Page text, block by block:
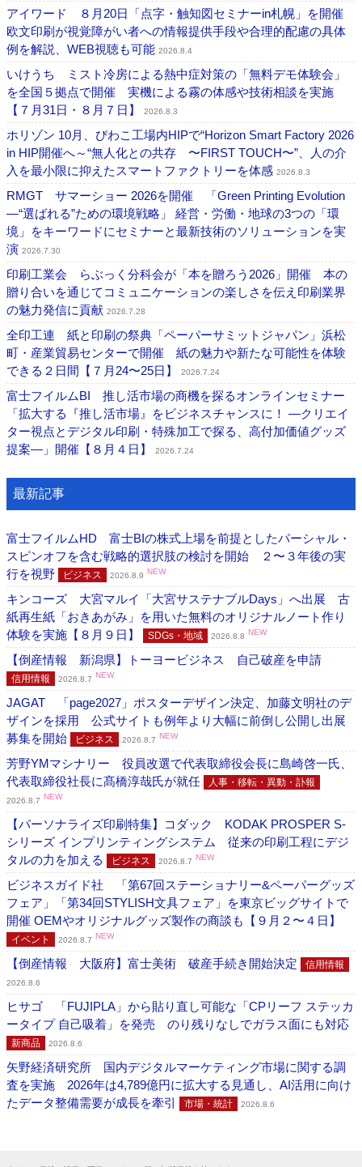
アイワード ８月20日「点字・触知図セミナーin札幌」を開催
欧文印刷が視覚障がい者への情報提供手段や合理的配慮の具体
例を解説、WEB視聴も可能 2026.8.4
いけうち ミスト冷房による熱中症対策の「無料デモ体験会」
を全国５拠点で開催 実機による霧の体感や技術相談を実施
【７月31日・８月７日】
2026.8.3
ホリゾン 10月、びわこ工場内HIPで“Horizon Smart Factory 2026
in HIP開催へ～“無人化との共存 〜FIRST TOUCH〜”、人の介
入を最小限に抑えたスマートファクトリーを体感 2026.8.3
RMGT サマーショー 2026を開催 「Green Printing Evolution
―“選ばれる”ための環境戦略」 経営・労働・地球の3つの「環
境」をキーワードにセミナーと最新技術のソリューションを実
演 2026.7.30
印刷工業会 らぶっく分科会が「本を贈ろう2026」開催 本の
贈り合いを通じてコミュニケーションの楽しさを伝え印刷業界
の魅力発信に貢献 2026.7.28
全印工連 紙と印刷の祭典「ペーパーサミットジャパン」浜松
町・産業貿易センターで開催 紙の魅力や新たな可能性を体験
できる２日間【７月24〜25日】
2026.7.24
富士フイルムBI 推し活市場の商機を探るオンラインセミナー
「拡大する『推し活市場』をビジネスチャンスに！ ―クリエイ
ター視点とデジタル印刷・特殊加工で探る、高付加価値グッズ
提案―」開催【８月４日】
2026.7.24
最新記事
富士フイルムHD 富士BIの株式上場を前提としたパーシャル・
スピンオフを含む戦略的選択肢の検討を開始 ２〜３年後の実
行を視野
ビジネス 2026.8.9 NEW
キンコーズ 大宮マルイ「大宮サステナブルDays」へ出展 古
紙再生紙「おきあがみ」を用いた無料のオリジナルノート作り
体験を実施【８月９日】
SDGs・地域 2026.8.8 NEW
【倒産情報 新潟県】トーヨービジネス 自己破産を申請
信用情報 2026.8.7 NEW
JAGAT 「page2027」ポスターデザイン決定、加藤文明社のデ
ザインを採用 公式サイトも例年より大幅に前倒し公開し出展
募集を開始
ビジネス 2026.8.7 NEW
芳野YMマシナリー 役員改選で代表取締役会長に島崎啓一氏、
代表取締役社長に髙橋淳哉氏が就任
人事・移転・異動・訃報
2026.8.7 NEW
【パーソナライズ印刷特集】コダック KODAK PROSPER S-
シリーズ インプリンティングシステム 従来の印刷工程にデジ
タルの力を加える
ビジネス 2026.8.7 NEW
ビジネスガイド社 「第67回ステーショナリー&ペーパーグッズ
フェア」「第34回STYLISH文具フェア」を東京ビッグサイトで
開催 OEMやオリジナルグッズ製作の商談も【９月２〜４日】
イベント 2026.8.7 NEW
【倒産情報 大阪府】富士美術 破産手続き開始決定 信用情報
2026.8.6
ヒサゴ 「FUJIPLA」から貼り直し可能な「CPリーフ ステッカ
ータイプ 自己吸着」を発売 のり残りなしでガラス面にも対応
新商品 2026.8.6
矢野経済研究所 国内デジタルマーケティング市場に関する調
査を実施 2026年は4,789億円に拡大する見通し、AI活用に向け
たデータ整備需要が成長を牽引
市場・統計 2026.8.6